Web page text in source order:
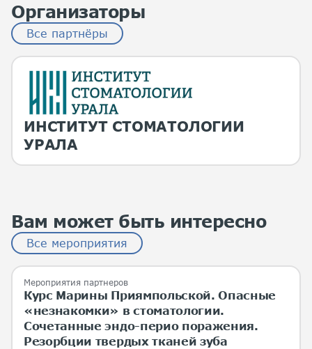
Организаторы
Все партнёры
ИНСТИТУТ СТОМАТОЛОГИИ
УРАЛА
Вам может быть интересно
Все мероприятия
Мероприятия партнеров
Курс Марины Приямпольской. Опасные
«незнакомки» в стоматологии.
Сочетанные эндо-перио поражения.
Резорбции твердых тканей зуба